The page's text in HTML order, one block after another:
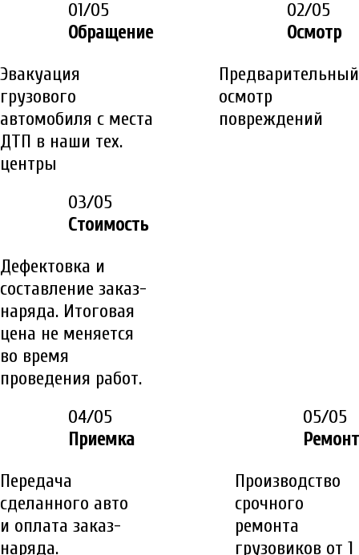
01/05
Обращение
Эвакуация
грузового
автомобиля с места
ДТП в наши тех.
центры
02/05
Осмотр
Предварительный
осмотр
повреждений
03/05
Стоимость
Дефектовка и
составление заказ-
наряда. Итоговая
цена не меняется
во время
проведения работ.
04/05
Приемка
Передача
сделанного авто
и оплата заказ-
наряда.
05/05
Ремонт
Производство
срочного
ремонта
грузовиков от 1